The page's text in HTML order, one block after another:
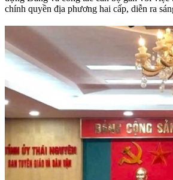
chính quyền địa phương hai cấp, diễn ra